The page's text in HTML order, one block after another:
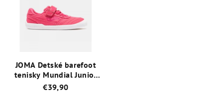
JOMA Detské barefoot
tenisky Mundial Junior
ružové
€39,90